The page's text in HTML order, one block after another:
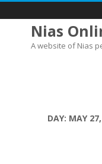
Nias
A website of Nias
DAY: MAY